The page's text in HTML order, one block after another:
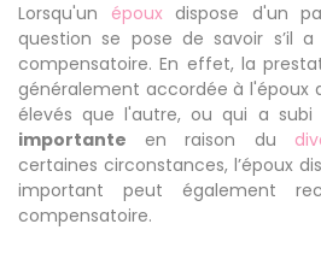
Lorsqu'un épouxdispose d'un
question se pose de savoir s’il
compensatoire. En effet, la
généralement accordée à l'époux
élevés que l'autre, ou qui a subi
importante en raison du
certaines circonstances, l’époux
important peut également
compensatoire.